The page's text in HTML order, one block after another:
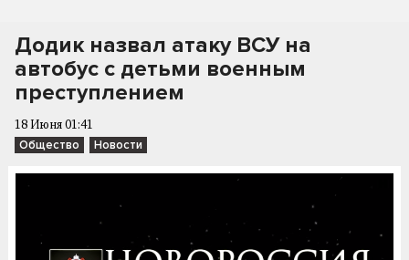
Додик назвал атаку ВСУ на
автобус с детьми военным
преступлением
18 Июня 01:41
Общество Новости